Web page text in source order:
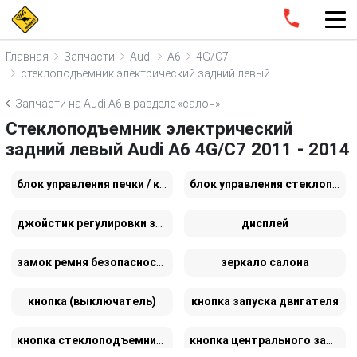
Главная Запчасти Audi A6
4G/C7
стеклоподъемник электрический задний левый
Запчасти на Audi A6 в разделе «салон»
Стеклоподъемник электрический
задний левый Audi A6 4G/C7 2011 - 2014
дисплей
зеркало салона
кнопка (выключатель) кнопка запуска двигателя